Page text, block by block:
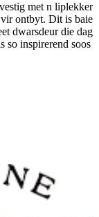
met n liplekker
vir ontbyt. Dit is baie
dwarsdeur die dag
so inspirerend soos